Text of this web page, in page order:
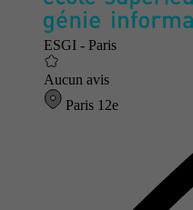
ESGI - Paris
Aucun avis
Paris 12e